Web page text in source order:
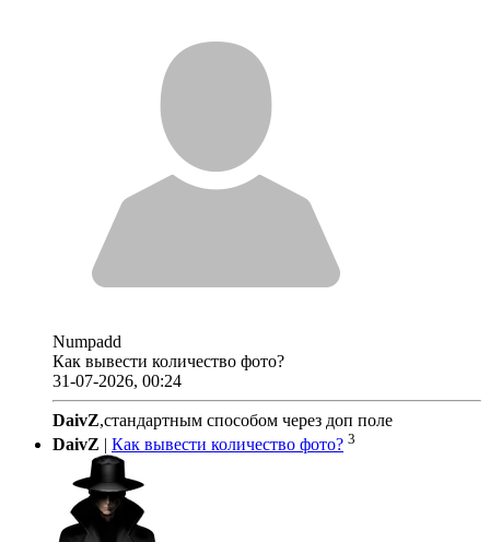
Numpadd
Как вывести количество фото?
31-07-2026, 00:24
DaivZ,стандартным способом через доп поле
DaivZ | Как вывести количество фото? 3